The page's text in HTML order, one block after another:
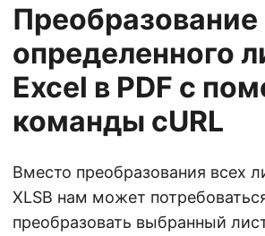
Преобразование
определенного
Excel в PDF с
команды cURL
Вместо преобразования всех
XLSB нам может
преобразовать выбранный